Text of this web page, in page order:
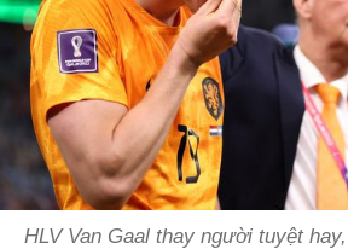
HLV Van Gaal thay người tuyệt